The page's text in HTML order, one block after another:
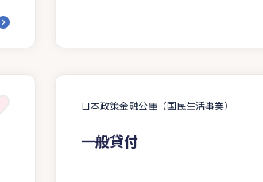
日本政策金融公庫（国民生活事業）
一般貸付